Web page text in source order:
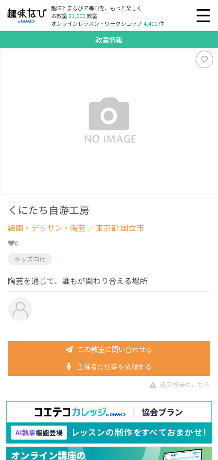
趣味とまなびで毎日を、もっと楽しく
お教室21,000教室
オンラインレッスン・ワークショップ4,400件
教室情報
くにたち自游工房
絵画・デッサン・陶芸 ／東京都 国立市
0
キッズ向け
陶芸を通じて、誰もが関わり合える場所
この教室に問い合わせる
主催者に仕事を依頼する
違反報告はこちら